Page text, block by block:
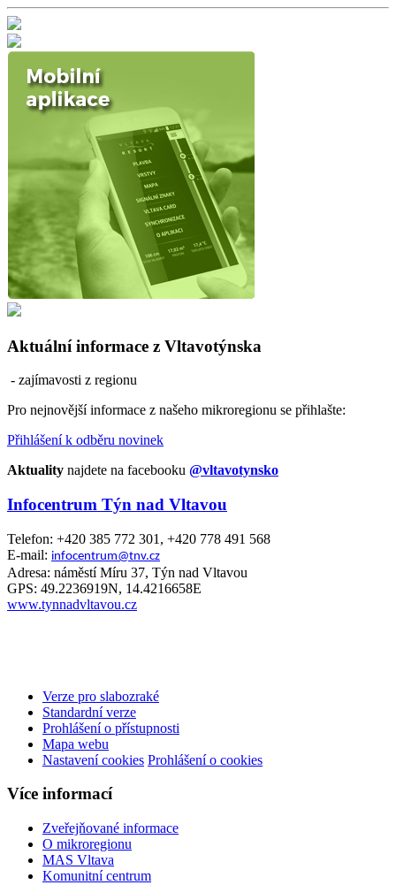
Aktuální informace z Vltavotýnska
- zajímavosti z regionu
Pro nejnovější informace z našeho mikroregionu se přihlašte:
Přihlášení k odběru novinek
Aktuality najdete na facebooku @vltavotynsko
Infocentrum Týn nad Vltavou
Telefon: +420 385 772 301, +420 778 491 568
E-mail: infocentrum@tnv.cz
Adresa: náměstí Míru 37, Týn nad Vltavou
GPS: 49.2236919N, 14.4216658E
www.tynnadvltavou.cz
Verze pro slabozraké
Standardní verze
Prohlášení o přístupnosti
Mapa webu
Nastavení cookies Prohlášení o cookies
Více informací
Zveřejňované informace
O mikroregionu
MAS Vltava
Komunitní centrum